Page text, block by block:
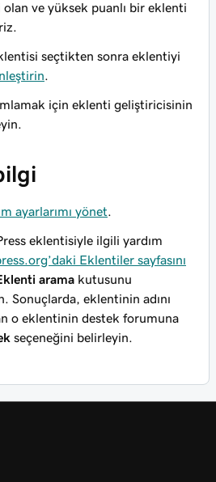
ve yüksek puanlı bir eklenti
seçtikten sonra eklentiyi
için eklenti geliştiricisinin
ayarlarımı yönet
eklentisiyle ilgili yardım
Eklentiler sayfasını
arama kutusunu
Sonuçlarda, eklentinin adını
o eklentinin destek forumuna
seçeneğini belirleyin.